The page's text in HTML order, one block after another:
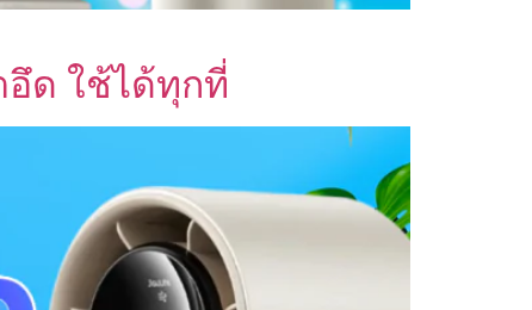
ด ใช้ได้ทุกที่